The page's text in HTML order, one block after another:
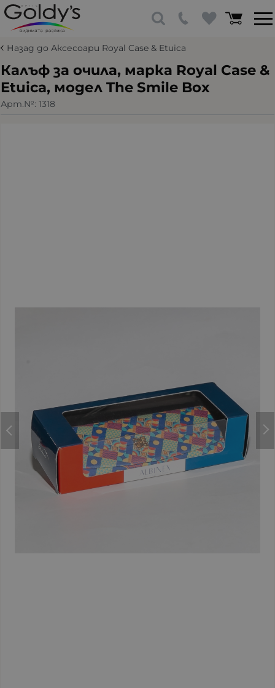
Назад до Аксесоари Royal Case & Etuica
Калъф за очила, марка Royal Case &
Etuica, модел The Smile Box
Арт.№: 1318